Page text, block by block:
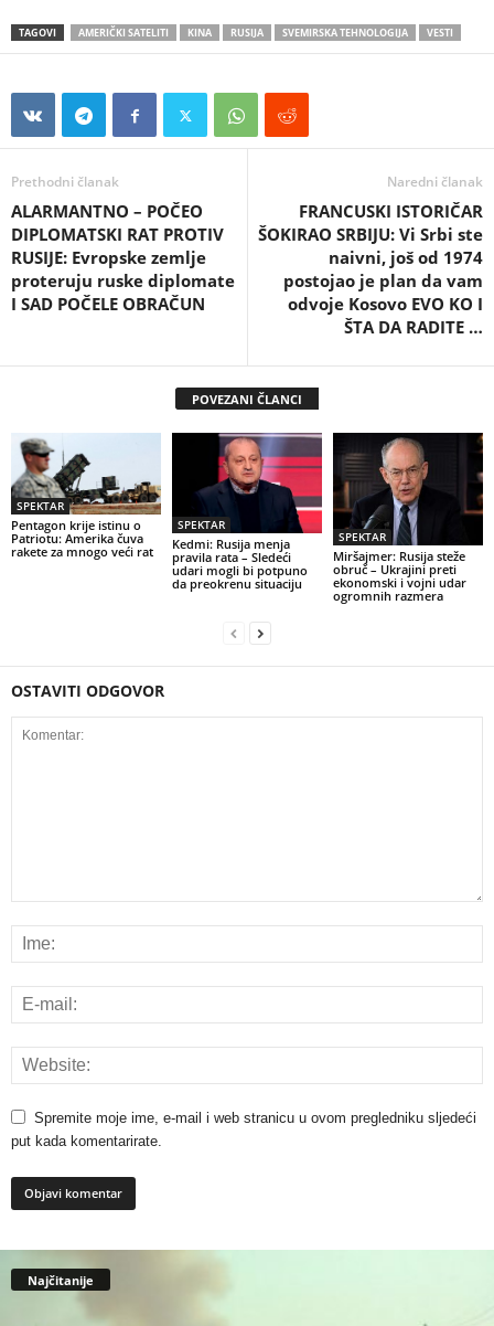
TAGOVI AMERIČKI SATELITI KINA RUSIJA SVEMIRSKA TEHNOLOGIJA VESTI
Prethodni članak
ALARMANTNO – POČEO
DIPLOMATSKI RAT PROTIV
RUSIJE: Evropske zemlje
proteruju ruske diplomate
I SAD POČELE OBRAČUN
Naredni članak
FRANCUSKI ISTORIČAR
ŠOKIRAO SRBIJU: Vi Srbi ste
naivni, još od 1974
postojao je plan da vam
odvoje Kosovo EVO KO I
ŠTA DA RADITE …
POVEZANI ČLANCI
SPEKTAR
Pentagon krije istinu o
Patriotu: Amerika čuva
rakete za mnogo veći rat
SPEKTAR
Kedmi: Rusija menja
pravila rata – Sledeći
udari mogli bi potpuno
da preokrenu situaciju
SPEKTAR
Miršajmer: Rusija steže
obruč – Ukrajini preti
ekonomski i vojni udar
ogromnih razmera
OSTAVITI ODGOVOR
Spremite moje ime, e-mail i web stranicu u ovom pregledniku sljedeći
put kada komentarirate.
Najčitanije